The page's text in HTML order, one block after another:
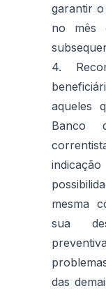
garantir
no mês
4.
aqueles
Banco
mesma
sua
das